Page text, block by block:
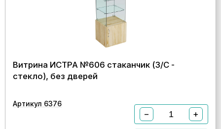
Витрина ИСТРА №606 стаканчик (З/С -
стекло), без дверей
Артикул 6376
− +